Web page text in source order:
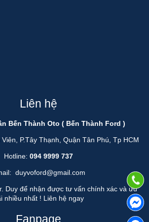
Liên hệ
Bến Thành Oto ( Bến Thành Ford )
P.Tây Thạnh, Quận Tân Phú, Tp HCM
Hotline: 094 9999 737
duyvoford@gmail.com
Duy để nhận được tư vấn chính xác và ưu
nhiều nhất ! Liên hệ ngay
Fanpage